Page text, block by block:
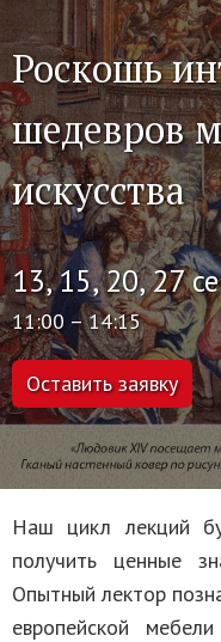
Роскошь
шедевров
искусства
13, 15, 20, 27
11:00 – 14:15
Оставить заявку
Наш цикл лекций
получить ценные
Опытный лектор
европейской